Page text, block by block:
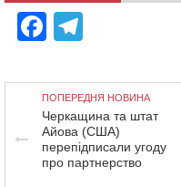
Facebook
ПОПЕРЕДНЯ НОВИНА
Черкащина та штат
Айова (США)
перепідписали угоду
про партнерство